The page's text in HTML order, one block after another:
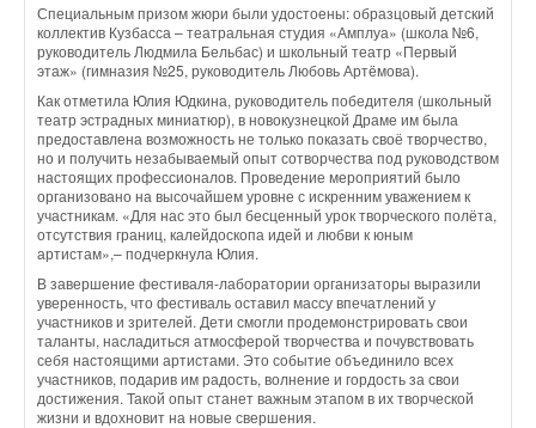
Специальным призом жюри были удостоены: образцовый детский
коллектив Кузбасса – театральная студия «Амплуа» (школа №6,
руководитель Людмила Бельбас) и школьный театр «Первый
этаж» (гимназия №25, руководитель Любовь Артёмова).
Как отметила Юлия Юдкина, руководитель победителя (школьный
театр эстрадных миниатюр), в новокузнецкой Драме им была
предоставлена возможность не только показать своё творчество,
но и получить незабываемый опыт сотворчества под руководством
настоящих профессионалов. Проведение мероприятий было
организовано на высочайшем уровне с искренним уважением к
участникам. «Для нас это был бесценный урок творческого полёта,
отсутствия границ, калейдоскопа идей и любви к юным
артистам»,– подчеркнула Юлия.
В завершение фестиваля-лаборатории организаторы выразили
уверенность, что фестиваль оставил массу впечатлений у
участников и зрителей. Дети смогли продемонстрировать свои
таланты, насладиться атмосферой творчества и почувствовать
себя настоящими артистами. Это событие объединило всех
участников, подарив им радость, волнение и гордость за свои
достижения. Такой опыт станет важным этапом в их творческой
жизни и вдохновит на новые свершения.